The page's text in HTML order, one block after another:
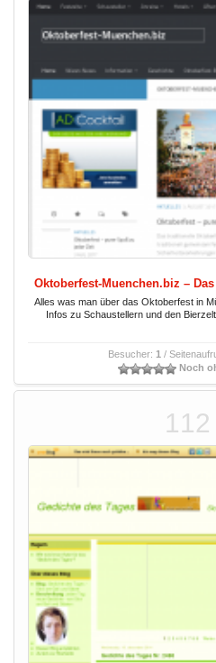
Oktoberfest-Muenchen.biz –
Alles was man über das Oktoberfest in
Infos zu Schaustellern und den
Besucher: 1 /
Noch
112